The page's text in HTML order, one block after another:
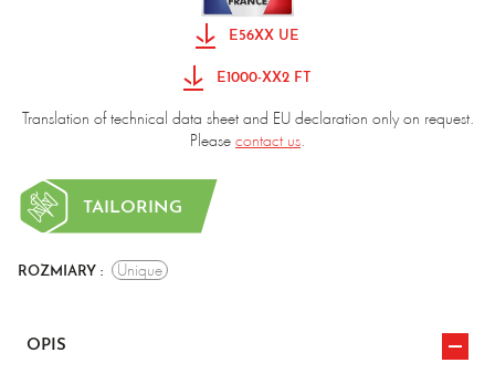
E56XX UE
E1000-XX2 FT
Translation of technical data sheet and EU declaration only on request.
Please contact us
TAILORING
ROZMIARY : Unique
OPIS